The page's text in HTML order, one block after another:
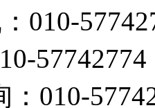
010-
57742774
010-